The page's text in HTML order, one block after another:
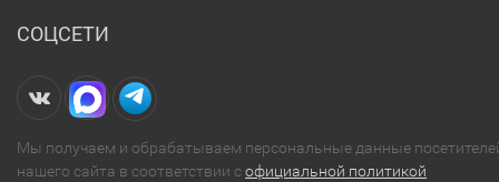
СОЦСЕТИ
Мы получаем и обрабатываем персональные данные
нашего сайта в соответствии софициальной политикой